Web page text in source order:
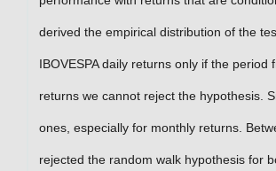
derived the empirical distribution of the
IBOVESPA daily returns only if the
returns we cannot reject the hypothesis.
ones, especially for monthly returns.
rejected the random walk hypothesis for